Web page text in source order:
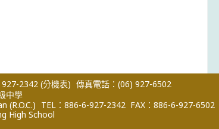
927-2342 (分機表) 傳真電話：(06) 927-6502
中學
(R.O.C.) TEL：886-6-927-2342 FAX：886-6-927-6502
High School